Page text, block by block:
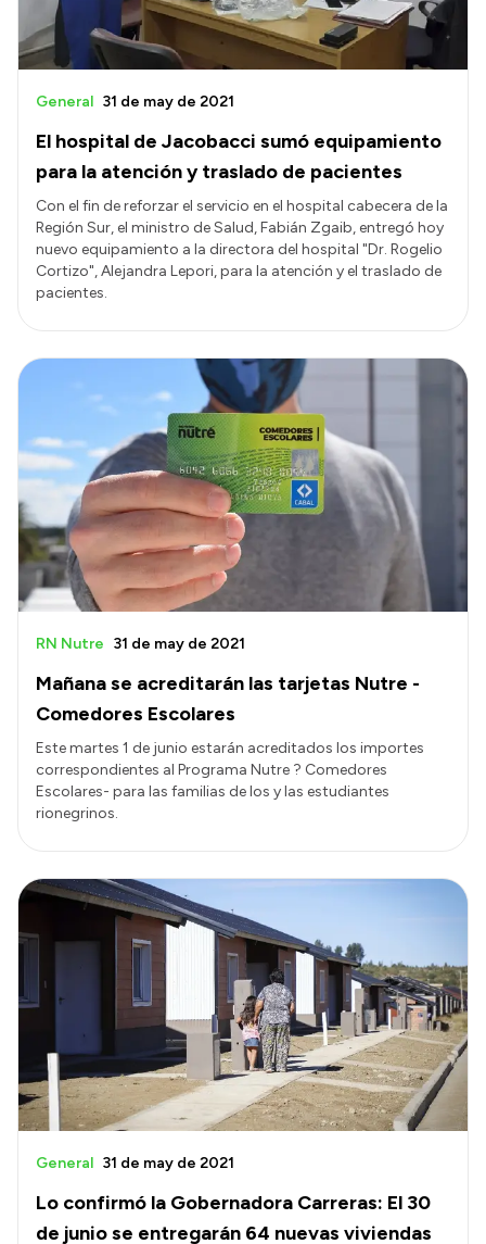
El hospital de Jacobacci sumó equipamiento
para la atención y traslado de pacientes
General 31 de may de 2021
Con el fin de reforzar el servicio en el hospital cabecera de la
Región Sur, el ministro de Salud, Fabián Zgaib, entregó hoy
nuevo equipamiento a la directora del hospital "Dr. Rogelio
Cortizo", Alejandra Lepori, para la atención y el traslado de
pacientes.
Mañana se acreditarán las tarjetas Nutre -
Comedores Escolares
RN Nutre 31 de may de 2021
Este martes 1 de junio estarán acreditados los importes
correspondientes al Programa Nutre ? Comedores
Escolares- para las familias de los y las estudiantes
rionegrinos.
Lo confirmó la Gobernadora Carreras: El 30
de junio se entregarán 64 nuevas viviendas
General 31 de may de 2021